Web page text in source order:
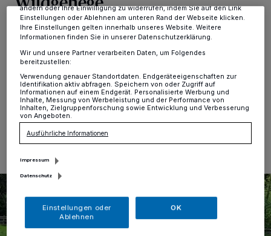
Kreis·Ein Maibaby im Neandertal: Im Eiszeitlichen
das Licht der Welt. Der Tarpan-Nachwuchs ist bereits
14.05.2024 , 10:34 Uhr
ändern oder Ihre Einwilligung zu widerrufen, indem Sie auf den Link
Einstellungen oder Ablehnen am unteren Rand der Webseite klicken.
Ihre Einstellungen gelten innerhalb unseres Website. Weitere
Informationen finden Sie in unserer Datenschutzerklärung.
Wir und unsere Partner verarbeiten Daten, um Folgendes
bereitzustellen:
Verwendung genauer Standortdaten. Endgeräteeigenschaften zur
Identifikation aktiv abfragen. Speichern von oder Zugriff auf
Informationen auf einem Endgerät. Personalisierte Werbung und
Inhalte, Messung von Werbeleistung und der Performance von
Inhalten, Zielgruppenforschung sowie Entwicklung und Verbesserung
von Angeboten.
Ausführliche Informationen
Impressum
Datenschutz
Einstellungen oder
Ablehnen
OK